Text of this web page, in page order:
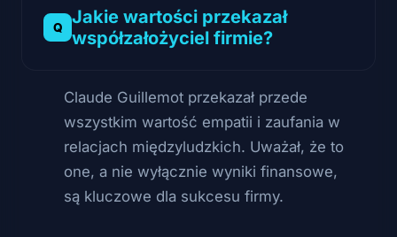
Jakie wartości przekazał
współzałożyciel firmie?
Claude Guillemot przekazał przede
wszystkim wartość empatii i zaufania w
relacjach międzyludzkich. Uważał, że to
one, a nie wyłącznie wyniki finansowe,
są kluczowe dla sukcesu firmy.